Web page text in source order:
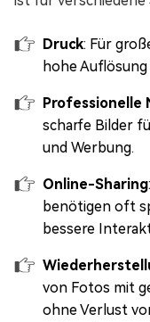
Druck: Für
hohe
Professionelle
scharfe Bilder
und Werbung.
Online-Sharing
benötigen oft
bessere
von Fotos mit
ohne Verlust